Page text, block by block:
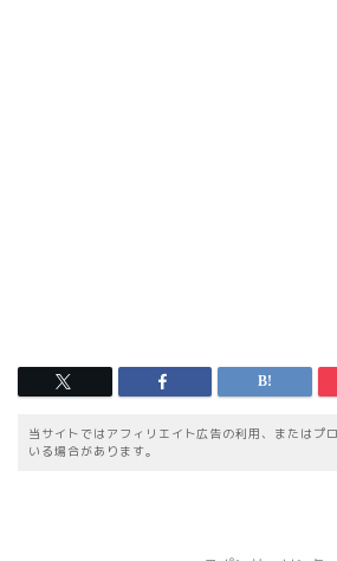
当サイトではアフィリエイト広告の利用、またはプ
いる場合があります。